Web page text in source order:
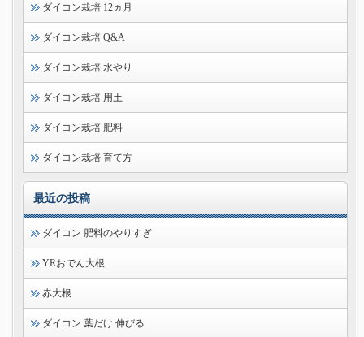
ダイコン栽培 12ヵ月
ダイコン栽培 Q&A
ダイコン栽培 水やり
ダイコン栽培 用土
ダイコン栽培 肥料
ダイコン栽培 育て方
最近の投稿
ダイコン 肥料のやりすぎ
YRおでん大根
赤大根
ダイコン 葉だけ 伸びる